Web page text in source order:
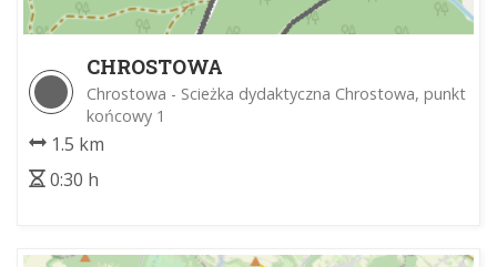
CHROSTOWA
Chrostowa - Scieżka dydaktyczna Chrostowa, punkt
końcowy 1
1.5 km
0:30 h